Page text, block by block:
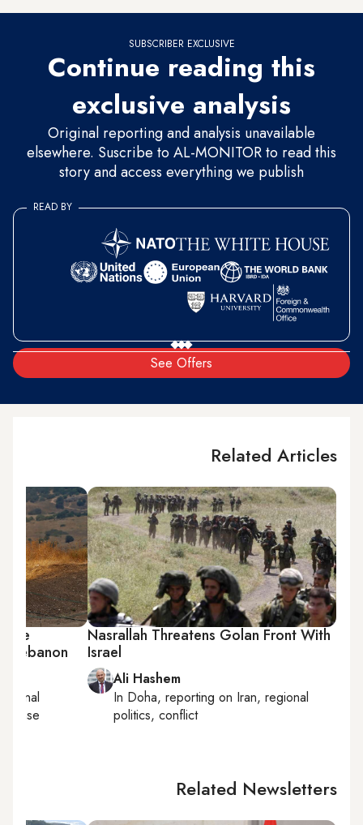
SUBSCRIBER EXCLUSIVE
Continue reading this
exclusive analysis
Original reporting and analysis unavailable
elsewhere. Suscribe to AL-MONITOR to read this
story and access everything we publish
See Offers
READ BY
Related Articles
Nasrallah Threatens Golan Front With
Israel
Ali Hashem
In Doha, reporting on Iran, regional
politics, conflict
fire
Lebanon
Related Newsletters